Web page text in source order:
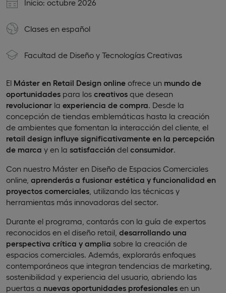
Inicio: octubre 2026
Clases en español
Facultad de Diseño y Tecnologías Creativas
El Máster en Retail Design online ofrece un mundo de
oportunidades para los creativos que desean
revolucionar la experiencia de compra. Desde la
concepción de tiendas emblemáticas hasta la creación
de ambientes que fomentan la interacción del cliente, el
retail design influye significativamente en la percepción
de marca y en la satisfacción del consumidor.
Con nuestro Máster en Diseño de Espacios Comerciales
online, aprenderás a fusionar estética y funcionalidad en
proyectos comerciales , utilizando las técnicas y
herramientas más innovadoras del sector.
Durante el programa, contarás con la guía de expertos
reconocidos en el diseño retail, desarrollando una
perspectiva crítica y amplia sobre la creación de
espacios comerciales. Además, explorarás enfoques
contemporáneos que integran tendencias de marketing,
sostenibilidad y experiencia del usuario, abriendo las
puertas a nuevas oportunidades profesionales en un